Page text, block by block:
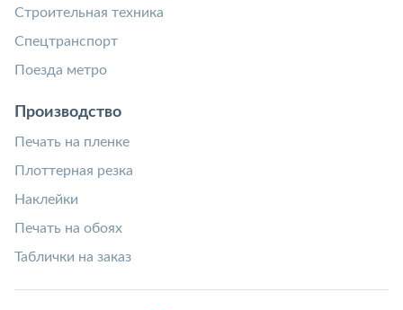
Строительная техника
Спецтранспорт
Поезда метро
Производство
Печать на пленке
Плоттерная резка
Наклейки
Печать на обоях
Таблички на заказ